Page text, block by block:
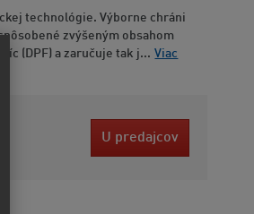
technológie. Výborne chráni
zvýšeným obsahom
(DPF) a zaručuje tak j... Viac
U predajcov